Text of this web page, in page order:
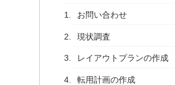
お問い合わせ
現状調査
レイアウトプランの作成
転用計画の作成